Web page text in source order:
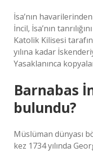
İsa’nın
İncil, İsa’nın
Katolik Kilisesi
yılına kadar
Yasaklanınca
Barnabas
bulundu?
Müslüman dünyası
kez 1734 yılında